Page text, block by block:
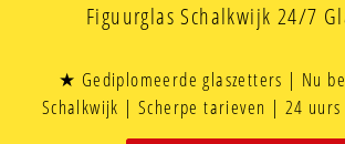
Figuurglas Schalkwijk 24/7
★ Gediplomeerde glaszetters | Nu
Schalkwijk | Scherpe tarieven | 24